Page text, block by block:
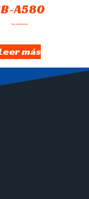
A580
Hay existencias
más